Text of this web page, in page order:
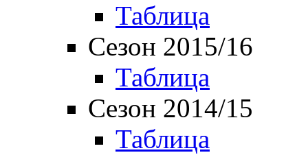
Таблица
Сезон 2015/16
Таблица
Сезон 2014/15
Таблица